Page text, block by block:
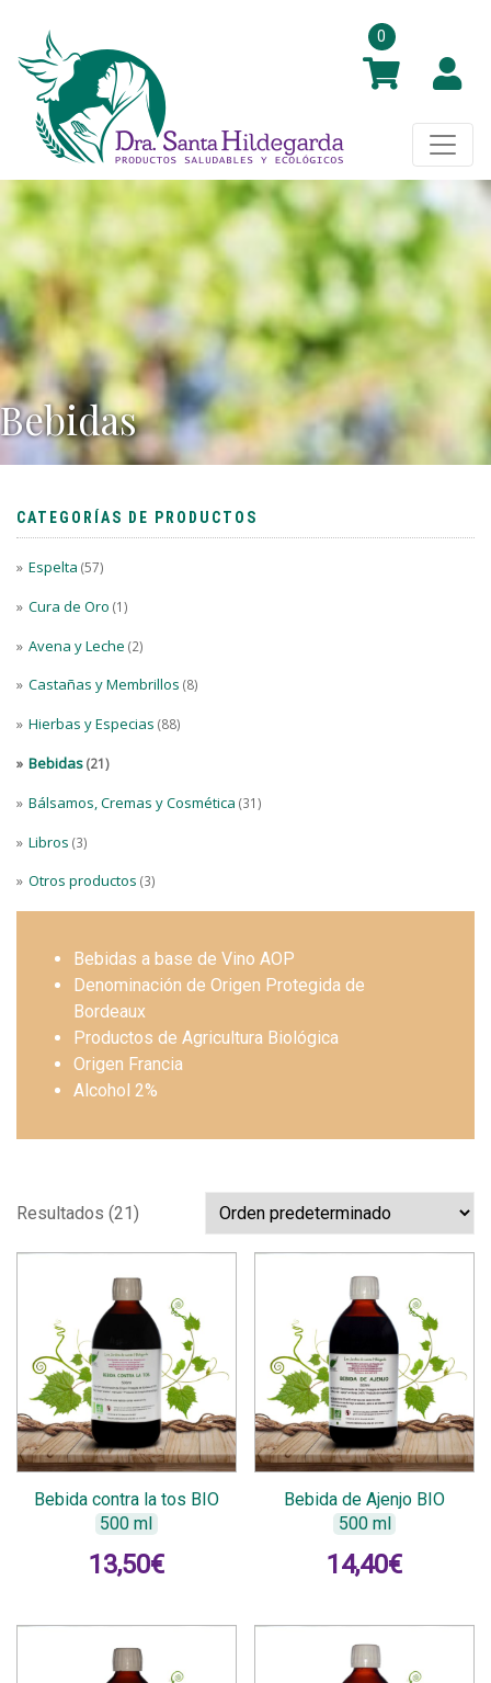
0
Bebidas
CATEGORÍAS DE PRODUCTOS
Espelta (57)
Cura de Oro (1)
Avena y Leche (2)
Castañas y Membrillos (8)
Hierbas y Especias (88)
Bebidas(21)
Bálsamos, Cremas y Cosmética (31)
Libros (3)
Otros productos (3)
Bebidas a base de Vino AOP
Denominación de Origen Protegida de
Bordeaux
Productos de Agricultura Biológica
Origen Francia
Alcohol 2%
Resultados (21)
Bebida contra la tos BIO
500 ml
13,50€
Bebida de Ajenjo BIO
500 ml
14,40€